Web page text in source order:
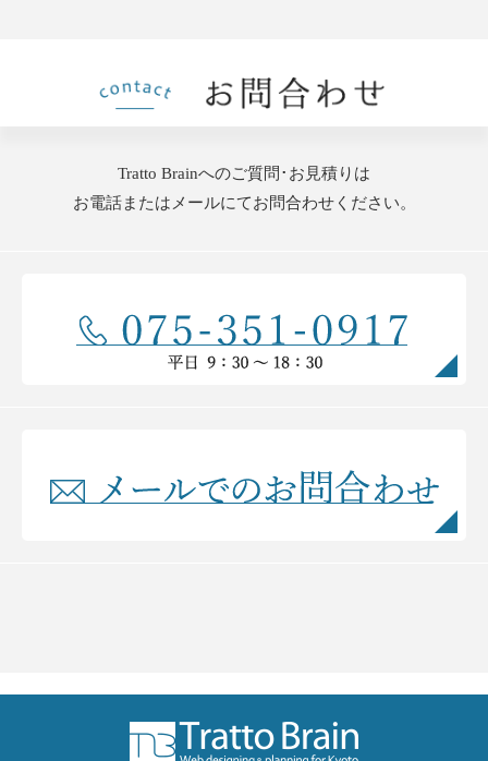
Tratto Brainへのご質問･お見積りは
お電話またはメールにてお問合わせください。